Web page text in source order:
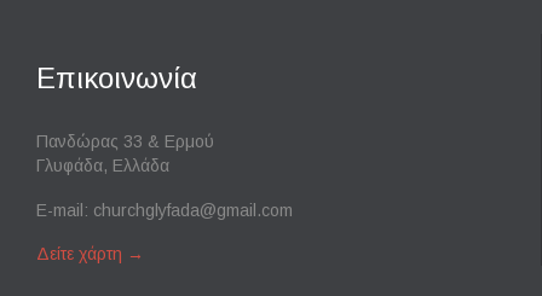
Επικοινωνία
Πανδώρας 33 & Ερμού
Γλυφάδα, Ελλάδα
E-mail: churchglyfada@gmail.com
Δείτε χάρτη →